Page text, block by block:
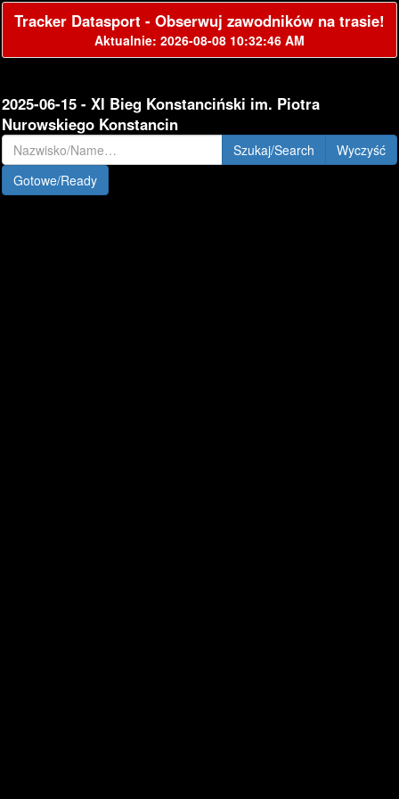
Tracker Datasport - Obserwuj zawodników na trasie!
Aktualnie: 2026-08-08 10:32:46 AM
2025-06-15 - XI Bieg Konstanciński im. Piotra
Nurowskiego Konstancin
Szukaj/Search
Gotowe/Ready